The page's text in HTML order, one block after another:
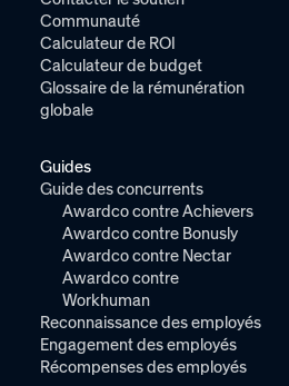
Communauté
Calculateur de ROI
Calculateur de budget
Glossaire de la rémunération
globale
Guides
Guide des concurrents
Awardco contre Achievers
Awardco contre Bonusly
Awardco contre Nectar
Awardco contre
Workhuman
Reconnaissance des employés
Engagement des employés
Récompenses des employés